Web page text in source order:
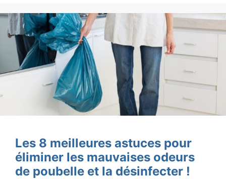
Les 8 meilleures astuces pour
éliminer les mauvaises odeurs
de poubelle et la désinfecter !